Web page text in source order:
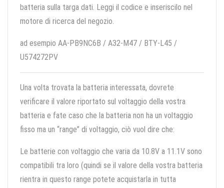
batteria sulla targa dati. Leggi il codice e inseriscilo nel
motore di ricerca del negozio.
ad esempio AA-PB9NC6B / A32-M47 / BTY-L45 /
U574272PV
Una volta trovata la batteria interessata, dovrete
verificare il valore riportato sul voltaggio della vostra
batteria e fate caso che la batteria non ha un voltaggio
fisso ma un “range” di voltaggio, ciò vuol dire che:
Le batterie con voltaggio che varia da 10.8V a 11.1V sono
compatibili tra loro (quindi se il valore della vostra batteria
rientra in questo range potete acquistarla in tutta